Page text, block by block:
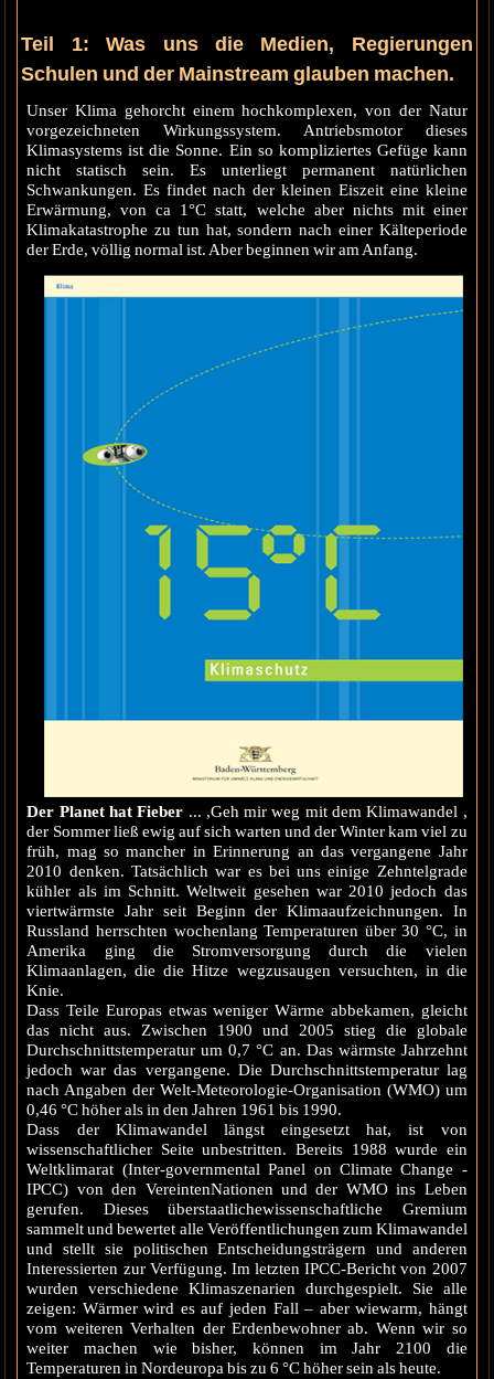
Teil 1: Was uns die Medien, Regierungen
Schulen und der Mainstream glauben machen.
Unser Klima gehorcht einem hochkomplexen, von der Natur
vorgezeichneten Wirkungssystem. Antriebsmotor dieses
Klimasystems ist die Sonne. Ein so kompliziertes Gefüge kann
nicht statisch sein. Es unterliegt permanent natürlichen
Schwankungen. Es findet nach der kleinen Eiszeit eine kleine
Erwärmung, von ca 1°C statt, welche aber nichts mit einer
Klimakatastrophe zu tun hat, sondern nach einer Kälteperiode
der Erde, völlig normal ist. Aber beginnen wir am Anfang.
Der Planet hat Fieber ... ,Geh mir weg mit dem Klimawandel ,
der Sommer ließ ewig auf sich warten und der Winter kam viel zu
früh, mag so mancher in Erinnerung an das vergangene Jahr
2010 denken. Tatsächlich war es bei uns einige Zehntelgrade
kühler als im Schnitt. Weltweit gesehen war 2010 jedoch das
viertwärmste Jahr seit Beginn der Klimaaufzeichnungen. In
Russland herrschten wochenlang Temperaturen über 30 °C, in
Amerika ging die Stromversorgung durch die vielen
Klimaanlagen, die die Hitze wegzusaugen versuchten, in die
Knie.
Dass Teile Europas etwas weniger Wärme abbekamen, gleicht
das nicht aus. Zwischen 1900 und 2005 stieg die globale
Durchschnittstemperatur um 0,7 °C an. Das wärmste Jahrzehnt
jedoch war das vergangene. Die Durchschnittstemperatur lag
nach Angaben der Welt-Meteorologie-Organisation (WMO) um
0,46 °C höher als in den Jahren 1961 bis 1990.
Dass der Klimawandel längst eingesetzt hat, ist von
wissenschaftlicher Seite unbestritten. Bereits 1988 wurde ein
Weltklimarat (Inter-governmental Panel on Climate Change -
IPCC) von den VereintenNationen und der WMO ins Leben
gerufen. Dieses überstaatlichewissenschaftliche Gremium
sammelt und bewertet alle Veröffentlichungen zum Klimawandel
und stellt sie politischen Entscheidungsträgern und anderen
Interessierten zur Verfügung. Im letzten IPCC-Bericht von 2007
wurden verschiedene Klimaszenarien durchgespielt. Sie alle
zeigen: Wärmer wird es auf jeden Fall – aber wiewarm, hängt
vom weiteren Verhalten der Erdenbewohner ab. Wenn wir so
weiter machen wie bisher, können im Jahr 2100 die
Temperaturen in Nordeuropa bis zu 6 °C höher sein als heute.